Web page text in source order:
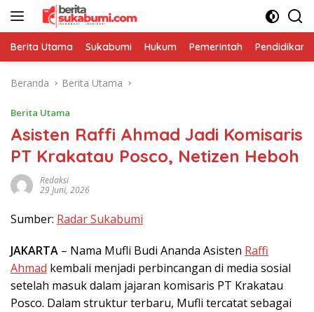
Langsung
Berita Utama Sukabumi Hukum Pemerintah Pendidikan
Beranda Berita Utama
Berita Utama
Asisten Raffi Ahmad Jadi Komisaris
PT Krakatau Posco, Netizen Heboh
Redaksi
29 Juni, 2026
Sumber: Radar Sukabumi
JAKARTA – Nama Mufli Budi Ananda Asisten Raffi
Ahmad kembali menjadi perbincangan di media sosial
setelah masuk dalam jajaran komisaris PT Krakatau
Posco. Dalam struktur terbaru, Mufli tercatat sebagai